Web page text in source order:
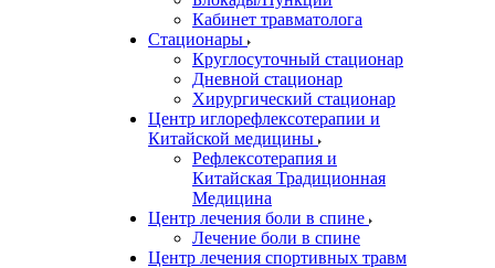
Кабинет травматолога
Стационары
Круглосуточный стационар
Дневной стационар
Хирургический стационар
Центр иглорефлексотерапии и
Китайской медицины
Рефлексотерапия и
Китайская Традиционная
Медицина
Центр лечения боли в спине
Лечение боли в спине
Центр лечения спортивных травм